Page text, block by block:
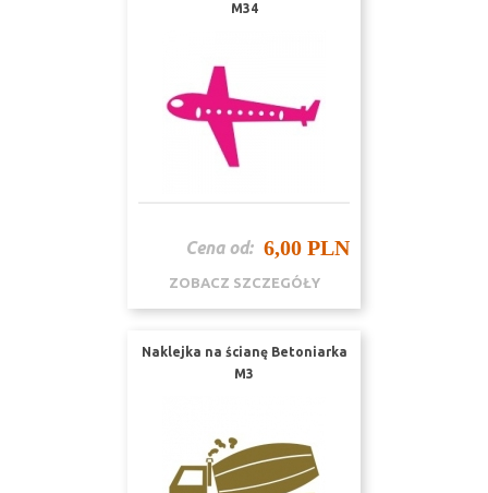
M34
Cena od: 6,00 PLN
ZOBACZ SZCZEGÓŁY
Naklejka na ścianę Betoniarka
M3